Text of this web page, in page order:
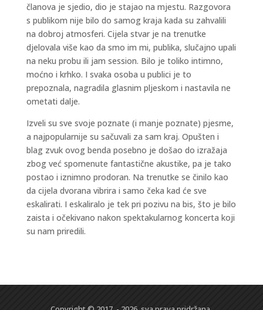
članova je sjedio, dio je stajao na mjestu. Razgovora
s publikom nije bilo do samog kraja kada su zahvalili
na dobroj atmosferi. Cijela stvar je na trenutke
djelovala više kao da smo im mi, publika, slučajno upali
na neku probu ili jam session. Bilo je toliko intimno,
moćno i krhko. I svaka osoba u publici je to
prepoznala, nagradila glasnim pljeskom i nastavila ne
ometati dalje.
Izveli su sve svoje poznate (i manje poznate) pjesme,
a najpopularnije su sačuvali za sam kraj. Opušten i
blag zvuk ovog benda posebno je došao do izražaja
zbog već spomenute fantastične akustike, pa je tako
postao i iznimno prodoran. Na trenutke se činilo kao
da cijela dvorana vibrira i samo čeka kad će sve
eskalirati. I eskaliralo je tek pri pozivu na bis, što je bilo
zaista i očekivano nakon spektakularnog koncerta koji
su nam priredili.